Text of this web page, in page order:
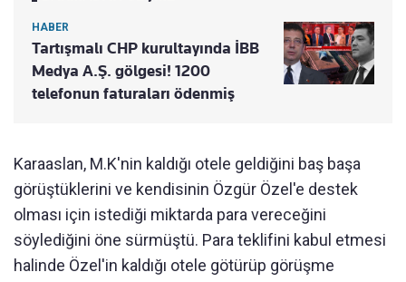
HABER
Tartışmalı CHP kurultayında İBB
Medya A.Ş. gölgesi! 1200
telefonun faturaları ödenmiş
Karaaslan, M.K'nin kaldığı otele geldiğini baş başa
görüştüklerini ve kendisinin Özgür Özel'e destek
olması için istediği miktarda para vereceğini
söylediğini öne sürmüştü. Para teklifini kabul etmesi
halinde Özel'in kaldığı otele götürüp görüşme